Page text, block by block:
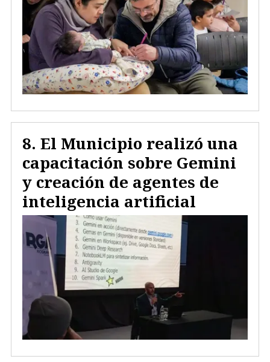
El Municipio realizó una
capacitación sobre Gemini
y creación de agentes de
inteligencia artificial